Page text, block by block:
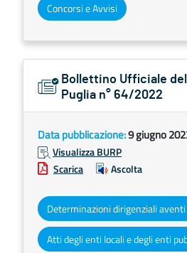
Concorsi e Avvisi
Bollettino Ufficiale
Puglia n° 64/2022
Data pubblicazione:9 giugno
Visualizza BURP
Scarica
Ascolta